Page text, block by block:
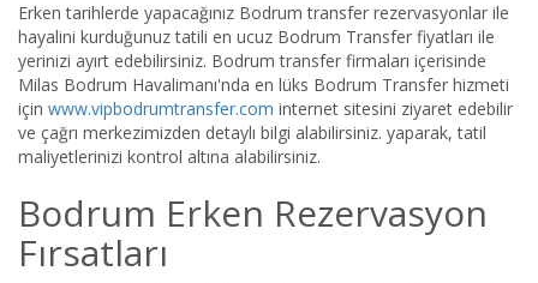
Erken tarihlerde yapacağınız Bodrum transfer rezervasyonlar ile
hayalini kurduğunuz tatili en ucuz Bodrum Transfer fiyatları ile
yerinizi ayırt edebilirsiniz. Bodrum transfer firmaları içerisinde
Milas Bodrum Havalimanı'nda en lüks Bodrum Transfer hizmeti
için www.vipbodrumtransfer.com internet sitesini ziyaret edebilir
ve çağrı merkezimizden detaylı bilgi alabilirsiniz. yaparak, tatil
maliyetlerinizi kontrol altına alabilirsiniz.
Bodrum Erken Rezervasyon
Fırsatları